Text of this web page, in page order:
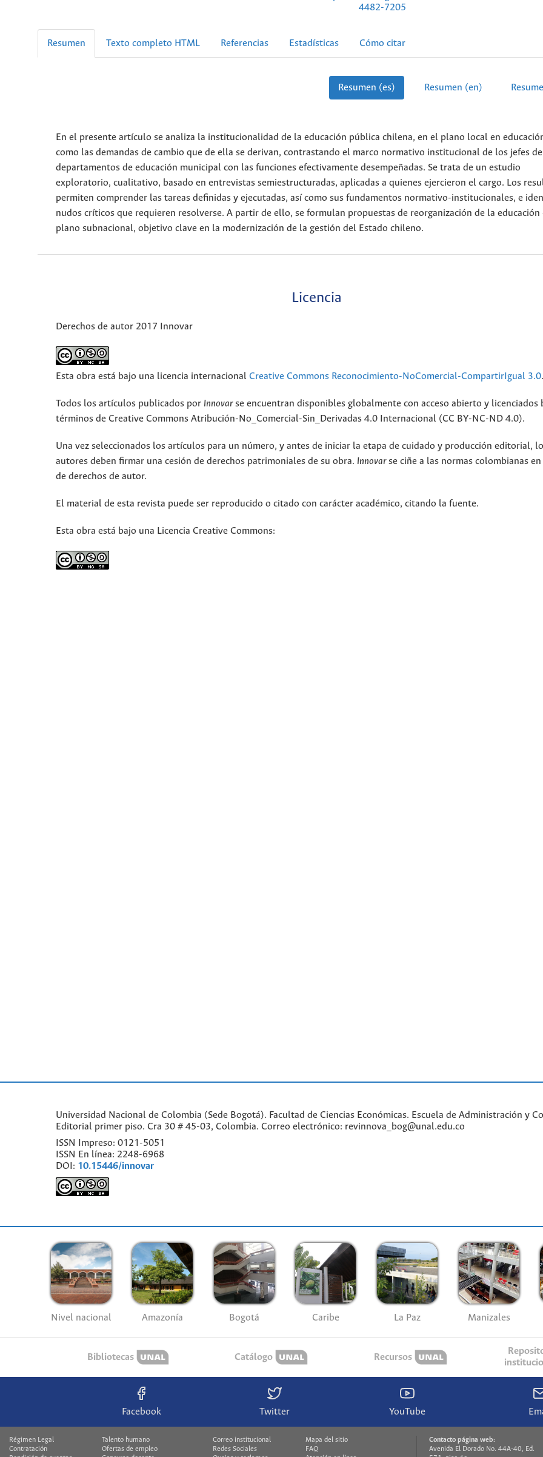
4482-7205
Resumen Texto completo HTML Referencias Estadísticas Cómo citar
Resumen (es) Resumen (en)
En el presente artículo se analiza la institucionalidad de la educación pública chilena, en el plano local en
como las demandas de cambio que de ella se derivan, contrastando el marco normativo institucional de los jefes de
departamentos de educación municipal con las funciones efectivamente desempeñadas. Se trata de un estudio
exploratorio, cualitativo, basado en entrevistas semiestructuradas, aplicadas a quienes ejercieron el cargo. Los
permiten comprender las tareas definidas y ejecutadas, así como sus fundamentos normativo-institucionales, e
nudos críticos que requieren resolverse. A partir de ello, se formulan propuestas de reorganización de la educación
plano subnacional, objetivo clave en la modernización de la gestión del Estado chileno.
Licencia
Derechos de autor 2017 Innovar
Esta obra está bajo una licencia internacional Creative Commons Reconocimiento-NoComercial-CompartirIgual 3.0.
Todos los artículos publicados por Innovarse encuentran disponibles globalmente con acceso abierto y licenciados
términos de Creative Commons Atribución-No_Comercial-Sin_Derivadas 4.0 Internacional (CC BY-NC-ND 4.0).
Una vez seleccionados los artículos para un número, y antes de iniciar la etapa de cuidado y producción editorial,
autores deben firmar una cesión de derechos patrimoniales de su obra. Innovarse ciñe a las normas colombianas
de derechos de autor.
El material de esta revista puede ser reproducido o citado con carácter académico, citando la fuente.
Esta obra está bajo una Licencia Creative Commons:
Universidad Nacional de Colombia (Sede Bogotá). Facultad de Ciencias Económicas. Escuela de Administración y
Editorial primer piso. Cra 30 # 45-03, Colombia. Correo electrónico: revinnova_bog@unal.edu.co
ISSN Impreso: 0121-5051
ISSN En línea: 2248-6968
DOI: 10.15446/innovar
Nivel nacional Amazonía Bogotá Caribe La Paz Manizales
Bibliotecas Catálogo Recursos
Facebook Twitter YouTube
Régimen Legal
Talento humano
Contratación
Ofertas de empleo
Correo institucional
Mapa del sitio
Redes Sociales
FAQ
Contacto página web:
Avenida El Dorado No. 44A-40, Ed.